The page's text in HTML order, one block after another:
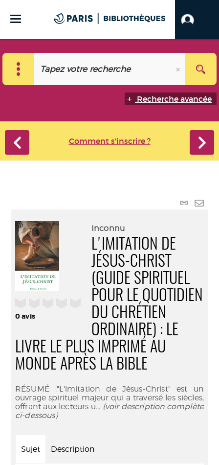
Recherche avancée
Comment s'inscrire ?
Lien
0avis
Inconnu
L'IMITATION DE
JÉSUS-CHRIST
(GUIDE SPIRITUEL
POUR LE QUOTIDIEN
DU CHRÉTIEN
ORDINAIRE) : LE
LIVRE LE PLUS IMPRIMÉ AU
MONDE APRÈS LA BIBLE
RÉSUMÉ :"L'imitation de Jésus-Christ" est un
ouvrage spirituel majeur qui a traversé les siècles,
offrant aux lecteurs u... (voir description complète
ci-dessous)
Sujet Description